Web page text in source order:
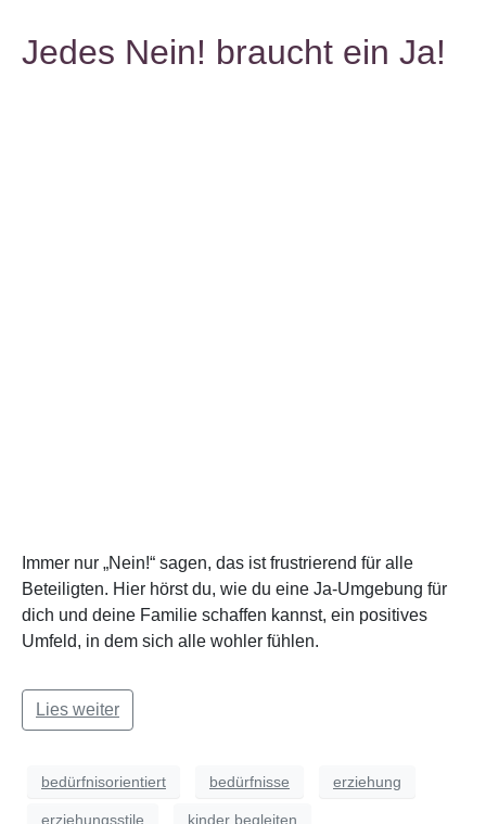
Jedes Nein! braucht ein Ja!
Immer nur „Nein!“ sagen, das ist frustrierend für alle
Beteiligten. Hier hörst du, wie du eine Ja-Umgebung für
dich und deine Familie schaffen kannst, ein positives
Umfeld, in dem sich alle wohler fühlen.
Lies weiter
bedürfnisorientiert bedürfnisse erziehung
erziehungsstile kinder begleiten